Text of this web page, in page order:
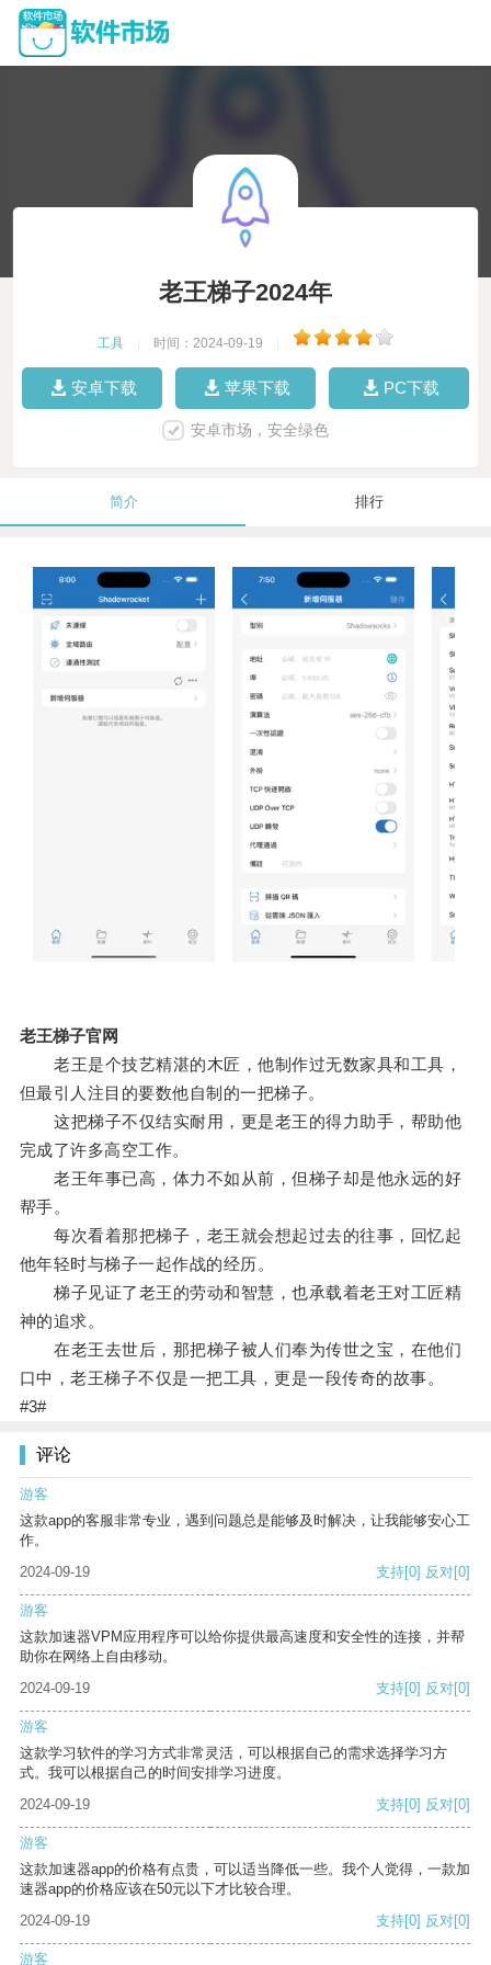
老王梯子2024年
工具 时间：2024-09-19
安卓下载 苹果下载 PC下载
安卓市场，安全绿色
简介 排行
老王梯子官网
老王是个技艺精湛的木匠，他制作过无数家具和工具，
但最引人注目的要数他自制的一把梯子。
这把梯子不仅结实耐用，更是老王的得力助手，帮助他
完成了许多高空工作。
老王年事已高，体力不如从前，但梯子却是他永远的好
帮手。
每次看着那把梯子，老王就会想起过去的往事，回忆起
他年轻时与梯子一起作战的经历。
梯子见证了老王的劳动和智慧，也承载着老王对工匠精
神的追求。
在老王去世后，那把梯子被人们奉为传世之宝，在他们
口中，老王梯子不仅是一把工具，更是一段传奇的故事。
#3#
评论
游客
这款app的客服非常专业，遇到问题总是能够及时解决，让我能够安心工
作。
2024-09-19
支持[0] 反对[0]
游客
这款加速器VPM应用程序可以给你提供最高速度和安全性的连接，并帮
助你在网络上自由移动。
2024-09-19
支持[0] 反对[0]
游客
这款学习软件的学习方式非常灵活，可以根据自己的需求选择学习方
式。我可以根据自己的时间安排学习进度。
2024-09-19
支持[0] 反对[0]
游客
这款加速器app的价格有点贵，可以适当降低一些。我个人觉得，一款加
速器app的价格应该在50元以下才比较合理。
2024-09-19
支持[0] 反对[0]
游客